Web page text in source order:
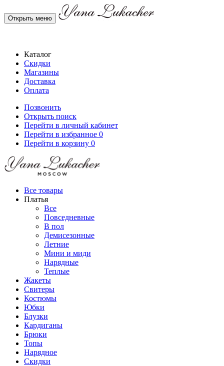
Открыть меню
Каталог
Скидки
Магазины
Доставка
Оплата
Позвонить
Открыть поиск
Перейти в личный кабинет
Перейти в избранное 0
Перейти в корзину 0
Все товары
Платья
Все
Повседневные
В пол
Демисезонные
Летние
Мини и миди
Нарядные
Теплые
Жакеты
Свитеры
Костюмы
Юбки
Блузки
Кардиганы
Брюки
Топы
Нарядное
Скидки